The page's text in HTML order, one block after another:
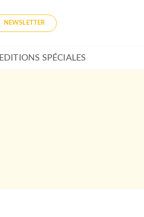
NEWSLETTER
EDITIONS SPÉCIALES